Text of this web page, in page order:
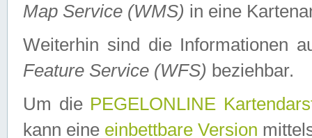
Map Service (WMS) in eine
Weiterhin sind die Informationen
Feature Service (WFS) beziehbar.
Um die PEGELONLINE
kann eine einbettbare Version